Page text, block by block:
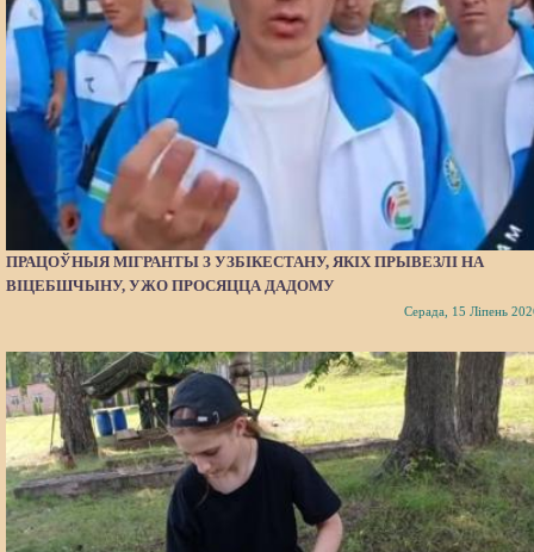
ПРАЦОЎНЫЯ МІГРАНТЫ З УЗБІКЕСТАНУ, ЯКІХ ПРЫВЕЗЛІ НА
ВІЦЕБШЧЫНУ, УЖО ПРОСЯЦЦА ДАДОМУ
Серада, 15 Ліпень